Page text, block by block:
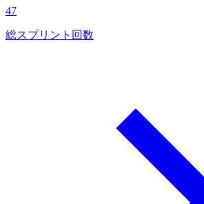
47
総スプリント回数